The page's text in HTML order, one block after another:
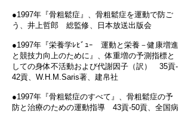
●1997年『骨粗鬆症』、骨粗鬆症を運動で防ご
う、井上哲郎 総監修、日本放送出版会
●1997年『栄養学ﾚﾋﾞｭｰ 運動と栄養－健康増進
と競技力向上のために』、体重増の予測指標と
しての身体不活動および代謝因子（訳） 35貢‐
42貢、W.H.M.Saris著、建帛社
●1997年『骨粗鬆症のすべて』、骨粗鬆症の予
防と治療のための運動指導 43貢‐50貢、全国病